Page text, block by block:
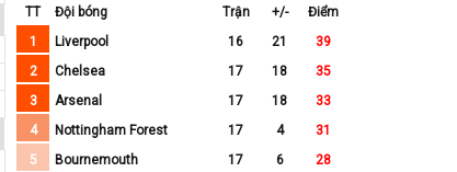
TT Đội bóng Trận +/-
Điểm
1
Liverpool 16 21
39
2
Chelsea 17 18
35
3
Arsenal 17 18
33
4
Nottingham Forest 17 4
31
5
Bournemouth 17 6
28